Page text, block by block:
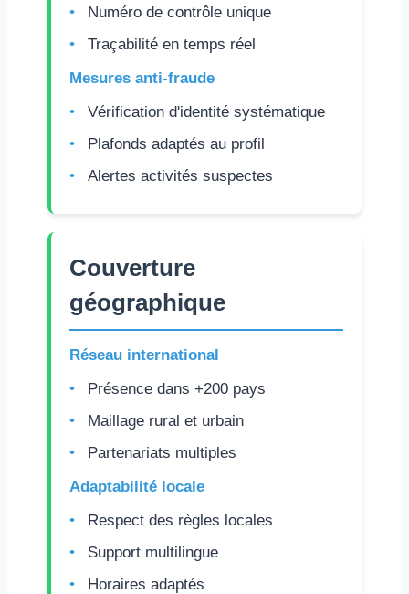
Numéro de contrôle unique
Traçabilité en temps réel
Mesures anti-fraude
Vérification d'identité systématique
Plafonds adaptés au profil
Alertes activités suspectes
Couverture
géographique
Réseau international
Présence dans +200 pays
Maillage rural et urbain
Partenariats multiples
Adaptabilité locale
Respect des règles locales
Support multilingue
Horaires adaptés